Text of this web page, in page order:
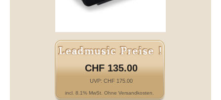
CHF 135.00
UVP: CHF 175.00
incl. 8.1% MwSt. Ohne Versandkosten.